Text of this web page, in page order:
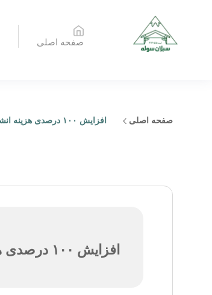
صفحه اصلی
صفحه اصلی افزایش ۱۰۰ درصدی هزینه انشعاب برق در میانه رکود!
افزایش ۱۰۰ درصدی هزینه انشعاب برق در میانه رکود!